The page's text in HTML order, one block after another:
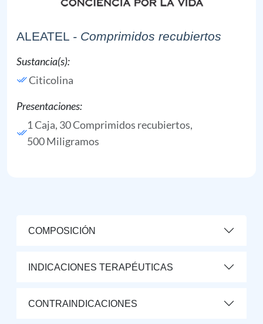
ALEATEL - Comprimidos recubiertos
Sustancia(s):
Citicolina
Presentaciones:
1 Caja, 30 Comprimidos recubiertos,
500 Miligramos
COMPOSICIÓN
INDICACIONES TERAPÉUTICAS
CONTRAINDICACIONES